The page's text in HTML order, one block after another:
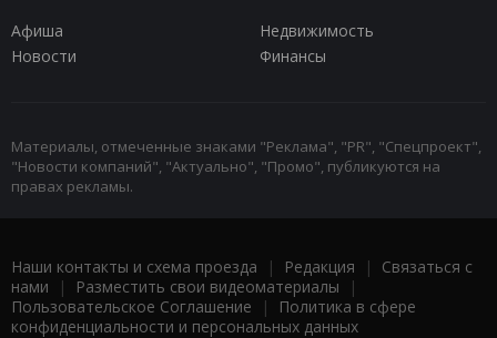
Афиша
Недвижимость
Новости
Финансы
Материалы, отмеченные знаками "Реклама", "PR", "Спецпроект",
"Новости компаний", "Актуально", "Промо", публикуются на
правах рекламы.
Наши контакты и схема проезда | Редакция | Связаться с
нами | Разместить свои видеоматериалы |
Пользовательское Соглашение |
Политика в сфере
конфиденциальности и персональных данных